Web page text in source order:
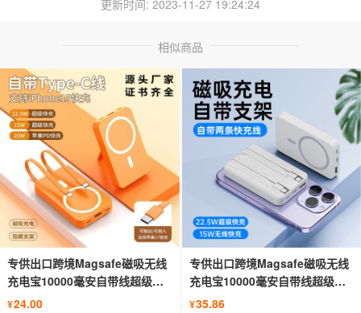
更新时间: 2023-11-27 19:24:24
相似商品
专供出口跨境Magsafe磁吸无线
充电宝10000毫安自带线超级快
充便携移动电源
¥24.00
专供出口跨境Magsafe磁吸无线
充电宝10000毫安自带线超级快
充支架移动电源
¥35.86